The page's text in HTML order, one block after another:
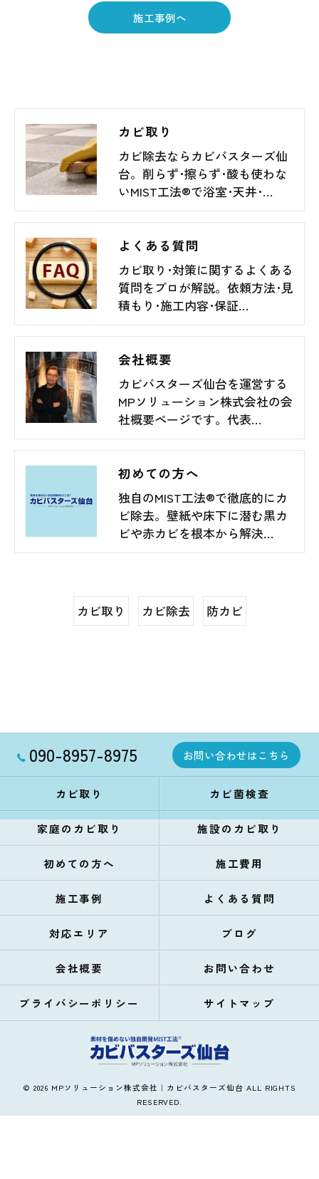
施工事例へ
カビ取り
カビ除去ならカビバスターズ仙
台。削らず･擦らず･酸も使わな
いMIST工法®で浴室･天井･…
よくある質問
カビ取り･対策に関するよくある
質問をプロが解説。依頼方法･見
積もり･施工内容･保証…
会社概要
カビバスターズ仙台を運営する
MPソリューション株式会社の会
社概要ページです。代表…
初めての方へ
独自のMIST工法®で徹底的にカ
ビ除去。壁紙や床下に潜む黒カ
ビや赤カビを根本から解決…
カビ取り カビ除去 防カビ
090-8957-8975 お問い合わせはこちら
カビ取り カビ菌検査
家庭のカビ取り 施設のカビ取り
初めての方へ 施工費用
施工事例 よくある質問
対応エリア ブログ
会社概要 お問い合わせ
プライバシーポリシー サイトマップ
© 2026 MPソリューション株式会社｜カビバスターズ仙台 ALL RIGHTS
RESERVED.